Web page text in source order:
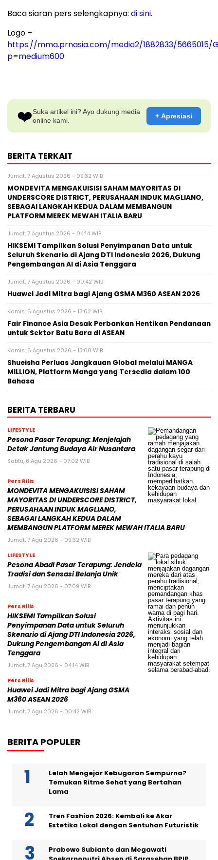
Baca siaran pers selengkapnya: di sini.
Logo –
https://mma.prnasia.com/media2/1882833/5665015/
p=medium600
❤️Suka artikel ini? Ayo dukung media
online kami.
+ Apresiasi
BERITA TERKAIT
Jumat, 7 Agustus 2026 - 09:32 WIB
MONDEVITA MENGAKUISISI SAHAM MAYORITAS DI
UNDERSCORE DISTRICT, PERUSAHAAN INDUK MAGLIANO,
SEBAGAI LANGKAH KEDUA DALAM MEMBANGUN
PLATFORM MEREK MEWAH ITALIA BARU
Jumat, 7 Agustus 2026 - 04:14 WIB
HIKSEMI Tampilkan Solusi Penyimpanan Data untuk
Seluruh Skenario di Ajang DTI Indonesia 2026, Dukung
Pengembangan AI di Asia Tenggara
Jumat, 7 Agustus 2026 - 00:42 WIB
Huawei Jadi Mitra bagi Ajang GSMA M360 ASEAN 2026
Kamis, 6 Agustus 2026 - 13:02 WIB
Fair Finance Asia Desak Perbankan Hentikan Pendanaan
untuk Sektor Batu Bara di ASEAN
Kamis, 6 Agustus 2026 - 13:00 WIB
Shueisha Perluas Jangkauan Global melalui MANGA
MILLION, Platform Manga yang Tersedia dalam 100
Bahasa
BERITA TERBARU
LIFESTYLE
Pesona Pasar Terapung: Menjelajah
Detak Jantung Budaya Air Nusantara
Sabtu, 8 Agu 2026 - 07:02 WIB
Pers Rilis
MONDEVITA MENGAKUISISI SAHAM
MAYORITAS DI UNDERSCORE DISTRICT,
PERUSAHAAN INDUK MAGLIANO,
SEBAGAI LANGKAH KEDUA DALAM
MEMBANGUN PLATFORM MEREK MEWAH ITALIA BARU
Jumat, 7 Agu 2026 - 09:32 WIB
LIFESTYLE
Pesona Abadi Pasar Terapung: Jendela
Tradisi dan Sensasi Belanja Unik
Jumat, 7 Agu 2026 - 07:09 WIB
Pers Rilis
HIKSEMI Tampilkan Solusi
Penyimpanan Data untuk Seluruh
Skenario di Ajang DTI Indonesia 2026,
Dukung Pengembangan AI di Asia
Tenggara
Jumat, 7 Agu 2026 - 04:14 WIB
Pers Rilis
Huawei Jadi Mitra bagi Ajang GSMA
M360 ASEAN 2026
Jumat, 7 Agu 2026 - 00:42 WIB
BERITA POPULER
Lelah Mengejar Kebugaran Sempurna?
Temukan Ritme Sehat yang Bertahan
Lama
Tren Fashion 2026: Kembali ke Akar
Estetika Lokal dengan Sentuhan Futuristik
Prabowo Subianto dan Megawati